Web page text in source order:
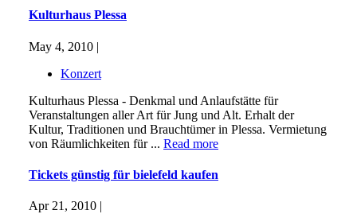
Kulturhaus Plessa
May 4, 2010 |
Konzert
Kulturhaus Plessa - Denkmal und Anlaufstätte für
Veranstaltungen aller Art für Jung und Alt. Erhalt der
Kultur, Traditionen und Brauchtümer in Plessa. Vermietung
von Räumlichkeiten für ... Read more
Tickets günstig für bielefeld kaufen
Apr 21, 2010 |